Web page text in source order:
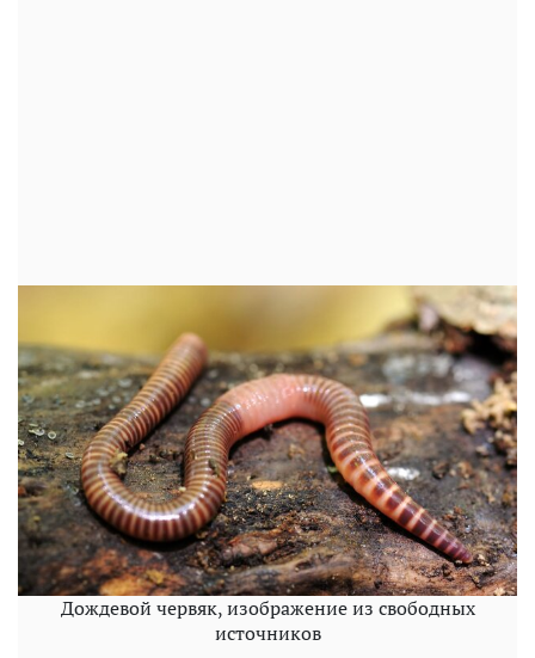
Дождевой червяк, изображение из свободных
источников